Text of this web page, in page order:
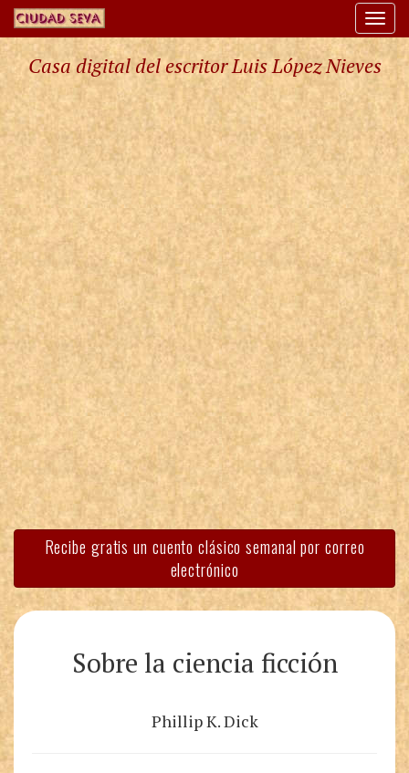
Casa digital del escritor Luis López Nieves
Recibe gratis un cuento clásico semanal por correo
electrónico
Sobre la ciencia ficción
Phillip K. Dick